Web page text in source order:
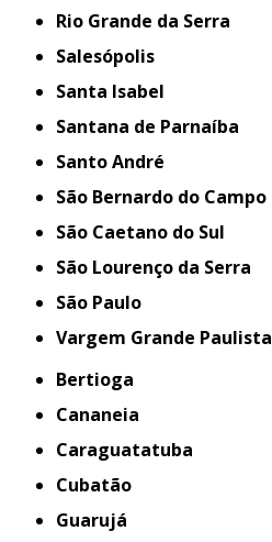
Rio Grande da Serra
Salesópolis
Santa Isabel
Santana de Parnaíba
Santo André
São Bernardo do Campo
São Caetano do Sul
São Lourenço da Serra
São Paulo
Vargem Grande Paulista
Bertioga
Cananeia
Caraguatatuba
Cubatão
Guarujá